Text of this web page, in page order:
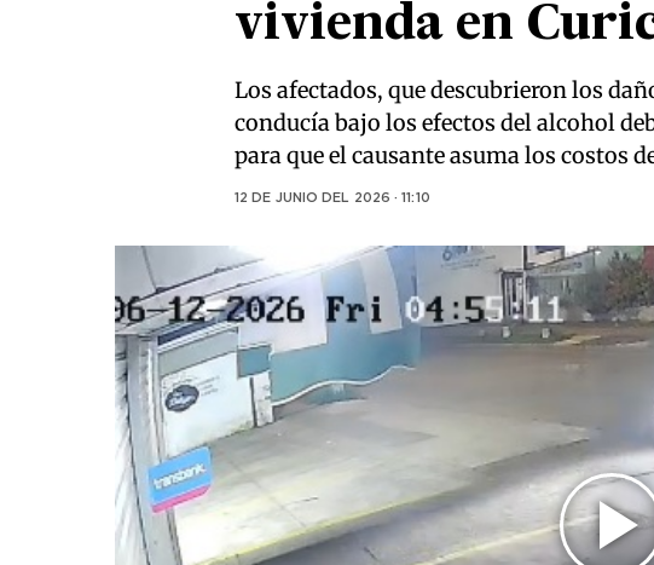
vivienda en
Los afectados, que descubrieron los
conducía bajo los efectos del alcohol
para que el causante asuma los costos
12 DE JUNIO DEL 2026 · 11:10
Play